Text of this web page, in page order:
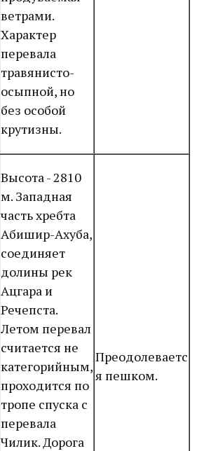
ветрами.
Характер
перевала
травянисто-
осыпной, но
без особой
крутизны.
Высота - 2810
м. Западная
часть хребта
Абишир-Ахуба,
соединяет
долины рек
Ацгара и
Речепста.
Летом перевал
считается не
категорийным,
проходится по
тропе спуска с
перевала
Чилик. Дорога
Преодолеваетс
я пешком.